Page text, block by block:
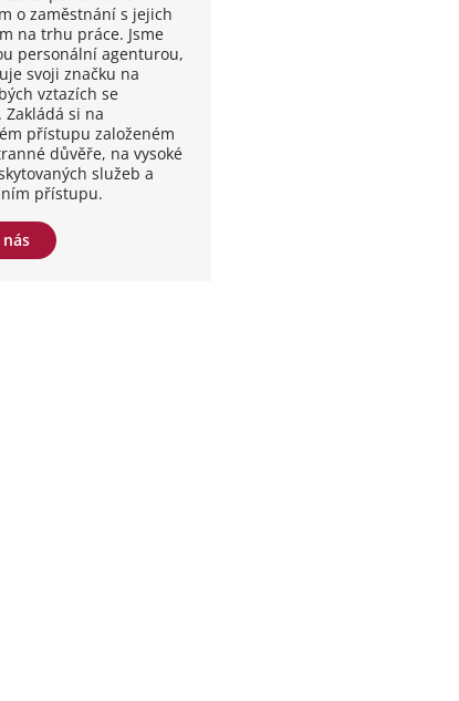
o zaměstnání s jejich
na trhu práce. Jsme
personální agenturou,
svoji značku na
vztazích se
Zakládá si na
přístupu založeném
důvěře, na vysoké
služeb a
přístupu.